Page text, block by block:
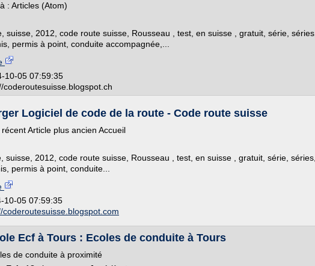
: Articles (Atom)
suisse, 2012, code route suisse, Rousseau , test, en suisse , gratuit, série, séries,
permis à point, conduite accompagnée,...
10-05 07:59:35
coderoutesuisse.blogspot.ch
Logiciel de code de la route - Code route suisse
Article plus ancien Accueil
suisse, 2012, code route suisse, Rousseau , test, en suisse , gratuit, série, séries,
permis à point, conduite...
10-05 07:59:35
coderoutesuisse.blogspot.com
Ecf à Tours : Ecoles de conduite à Tours
de conduite à proximité